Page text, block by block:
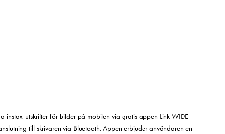
instax-utskrifter för bilder på mobilen via gratis appen Link WIDE
till skrivaren via Bluetooth. Appen erbjuder användaren en